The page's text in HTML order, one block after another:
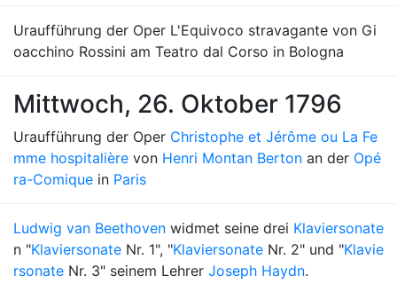
Uraufführung der Oper L'Equivoco stravagante von Gi
oacchino Rossini am Teatro dal Corso in Bologna
Mittwoch, 26. Oktober 1796
Uraufführung der Oper Christophe et Jérôme ou La Fe
mme hospitalière von Henri Montan Berton an der Opé
ra-Comique in Paris
Ludwig van Beethoven widmet seine drei Klaviersonate
n "Klaviersonate Nr. 1", "Klaviersonate Nr. 2" und "Klavie
rsonate Nr. 3" seinem Lehrer Joseph Haydn.